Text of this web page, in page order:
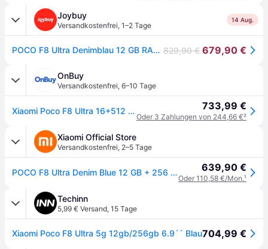
Joybuy
Versandkostenfrei, 1–2 Tage
14 Aug.
POCO F8 Ultra Denimblau 12 GB RAM 256 GB ROM, 6,9-Zoll-AMOLED-Bildschirm 120 Hz, 50-MP-Light Fusion 950-Kamera mit OIS, von Bose abgestimmter Klang, 6500-mAh-Akku 829,90 € 679,90 €
OnBuy
Versandkostenfrei, 6–10 Tage
Xiaomi Poco F8 Ultra 16+512 Blau 733,99 €
Oder 3 Zahlungen von 244,66 €²
Xiaomi Official Store
Versandkostenfrei, 2–5 Tage
POCO F8 Ultra Denim Blue 12 GB + 256 GB 639,90 €
Oder 110,58 €/Mon.¹
Techinn
5,99 € Versand, 15 Tage
Xiaomi Poco F8 Ultra 5g 12gb/256gb 6.9´´ Blau704,99 €